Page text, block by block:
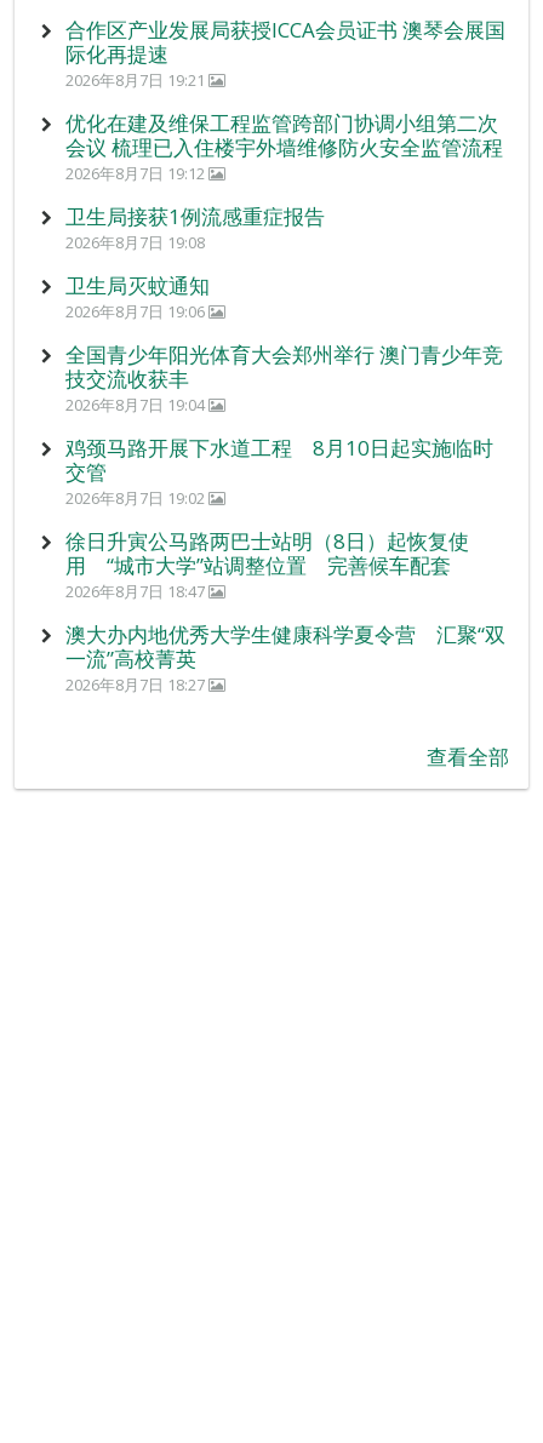
合作区产业发展局获授ICCA会员证书 澳琴会展国
际化再提速
2026年8月7日 19:21
优化在建及维保工程监管跨部门协调小组第二次
会议 梳理已入住楼宇外墙维修防火安全监管流程
2026年8月7日 19:12
卫生局接获1例流感重症报告
2026年8月7日 19:08
卫生局灭蚊通知
2026年8月7日 19:06
全国青少年阳光体育大会郑州举行 澳门青少年竞
技交流收获丰
2026年8月7日 19:04
鸡颈马路开展下水道工程 8月10日起实施临时
交管
2026年8月7日 19:02
徐日升寅公马路两巴士站明（8日）起恢复使
用 “城市大学”站调整位置 完善候车配套
2026年8月7日 18:47
澳大办内地优秀大学生健康科学夏令营 汇聚“双
一流”高校菁英
2026年8月7日 18:27
查看全部